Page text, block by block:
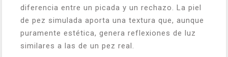
diferencia entre un picada y un rechazo. La piel
de pez simulada aporta una textura que, aunque
puramente estética, genera reflexiones de luz
similares a las de un pez real.